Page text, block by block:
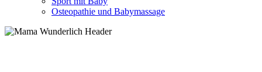
Osteopathie und Babymassage